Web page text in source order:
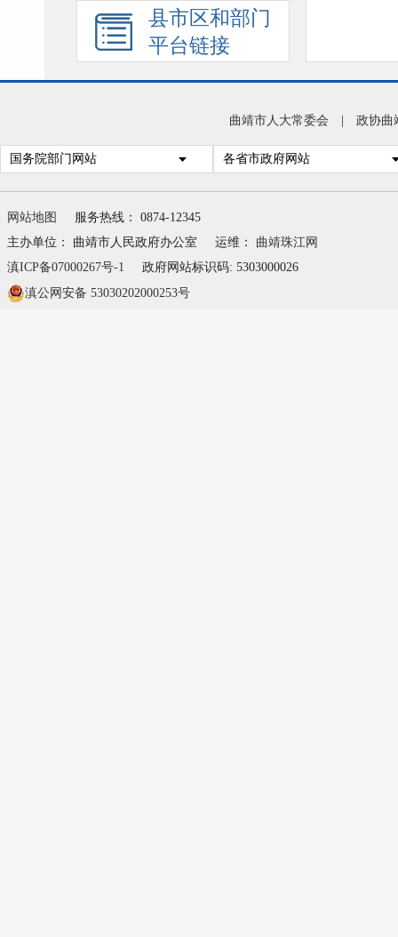
县市区和部门
平台链接
曲靖市人大常委会 政协曲
国务院部门网站 各省市政府网站
网站地图
服务热线： 0874-12345
主办单位： 曲靖市人民政府办公室
运维： 曲靖珠江网
滇ICP备07000267号-1
政府网站标识码: 5303000026
滇公网安备 53030202000253号